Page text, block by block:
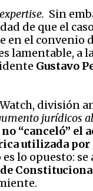
expertise. Sin
de que el
en el convenio
lamentable, a
Gustavo
división
jurídicos
“canceló” el
utilizada por
lo opuesto: